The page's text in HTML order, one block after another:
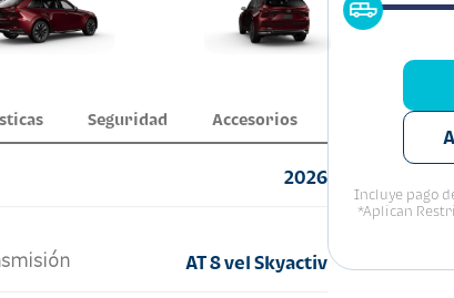
Seguridad Accesorios
2026
AT 8 vel Skyactiv
Incluye pago
*Aplican